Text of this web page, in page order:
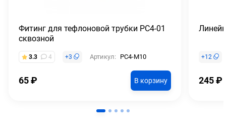
Фитинг для тефлоновой трубки PC4-01
сквозной
3.3 4 +3 Артикул: PC4-M10
65₽ В корзину
+12
245₽